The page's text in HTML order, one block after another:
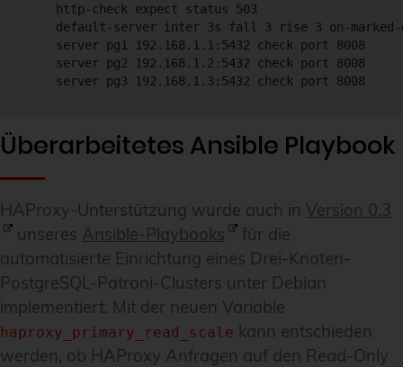
    http-check expect status 503
default-server inter 3s fall 3 rise 3 on-
    server pg1 192.168.1.1:5432 check port 8008
    server pg2 192.168.1.2:5432 check port 8008
    server pg3 192.168.1.3:5432 check port 8008
Überarbeitetes Ansible Playbook
HAProxy-Unterstützung wurde auch in Version 0.3
unseres Ansible-Playbooks
für die
automatisierte Einrichtung eines Drei-Knoten-
PostgreSQL-Patroni-Clusters unter Debian
implementiert. Mit der neuen Variable
haproxy_primary_read_scale kann entschieden
werden, ob HAProxy Anfragen auf den Read-Only